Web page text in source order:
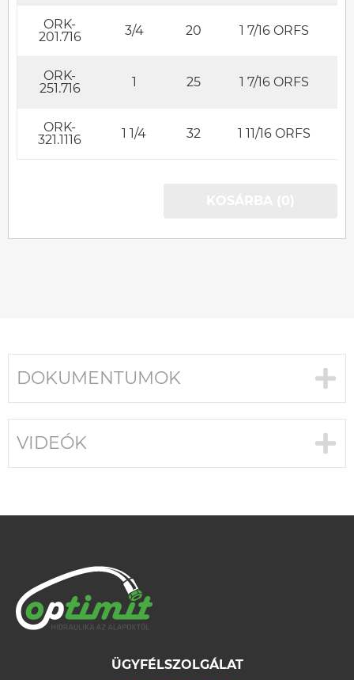
ORK-
201.716
3/4 20 1 7/16 ORFS
ORK-
251.716
1 25 1 7/16 ORFS
ORK-
321.1116
1 1/4 32 1 11/16 ORFS
DOKUMENTUMOK
VIDEÓK
ÜGYFÉLSZOLGÁLAT